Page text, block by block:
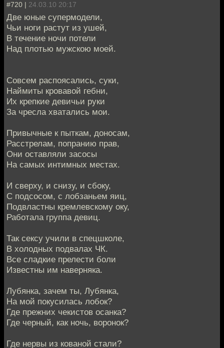
#720 | 24.03.10 20:17
Две юные супермодели,
Чьи ноги растут из ушей,
В течение ночи потели
Над плотью мужскою моей.
Совсем распоясались, суки,
Наймиты кровавой гебни,
Их крепкие девичьи руки
За чресла хватались мои.
Привычные к пыткам, доносам,
Расстрелам, попранию прав,
Они оставляли засосы
На самых интимных местах.
И сверху, и снизу, и сбоку,
С подсосом, с лобзаньем яиц,
Подвластны кремлевскому оку,
Работала группа девиц.
Так сексу учили в спецшколе,
В холодных подвалах ЧК.
Все сладкие прелести боли
Известны им наверняка.
Лубянка, зачем ты, Лубянка,
На мой покусилась лобок?
Где прежних чекистов осанка?
Где черный, как ночь, воронок?
Где нервы из кованой стали?